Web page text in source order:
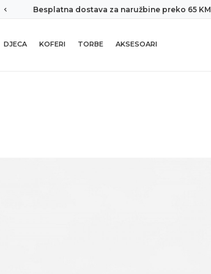
Besplatna dostava za naružbine preko 65 KM
DJECA KOFERI TORBE AKSESOARI